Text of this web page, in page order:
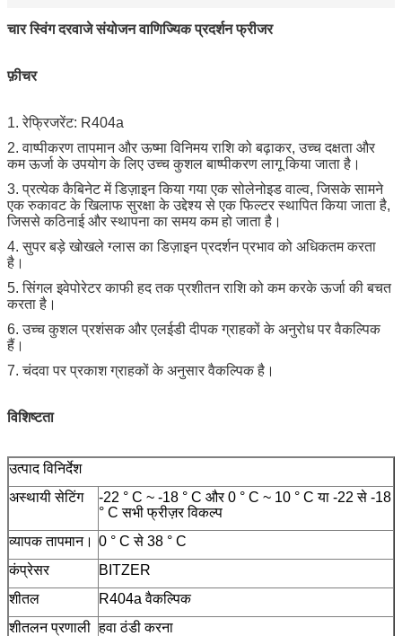
चार स्विंग दरवाजे संयोजन वाणिज्यिक प्रदर्शन फ्रीजर
फ़ीचर
1. रेफ्रिजरेंट: R404a
2. वाष्पीकरण तापमान और ऊष्मा विनिमय राशि को बढ़ाकर, उच्च दक्षता और
कम ऊर्जा के उपयोग के लिए उच्च कुशल बाष्पीकरण लागू किया जाता है।
3. प्रत्येक कैबिनेट में डिज़ाइन किया गया एक सोलेनोइड वाल्व, जिसके सामने
एक रुकावट के खिलाफ सुरक्षा के उद्देश्य से एक फिल्टर स्थापित किया जाता है,
जिससे कठिनाई और स्थापना का समय कम हो जाता है।
4. सुपर बड़े खोखले ग्लास का डिज़ाइन प्रदर्शन प्रभाव को अधिकतम करता
है।
5. सिंगल इवेपोरेटर काफी हद तक प्रशीतन राशि को कम करके ऊर्जा की बचत
करता है।
6. उच्च कुशल प्रशंसक और एलईडी दीपक ग्राहकों के अनुरोध पर वैकल्पिक
हैं।
7. चंदवा पर प्रकाश ग्राहकों के अनुसार वैकल्पिक है।
विशिष्टता
उत्पाद विनिर्देश
अस्थायी सेटिंग
-22 ° C ~ -18 ° C और 0 ° C ~ 10 ° C या -22 से -18
° C सभी फ्रीज़र विकल्प
व्यापक तापमान। 0 ° C से 38 ° C
कंप्रेसर
BITZER
शीतल
R404a वैकल्पिक
शीतलन प्रणाली हवा ठंडी करना